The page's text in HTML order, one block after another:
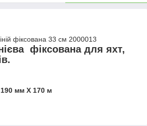
фіксована 33 см 2000013
фіксована для яхт,
мм Х 170 м